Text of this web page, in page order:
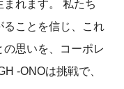
れます。 私たち
ることを信じ、これ
思いを、コーポレ
-ONOは挑戦で、